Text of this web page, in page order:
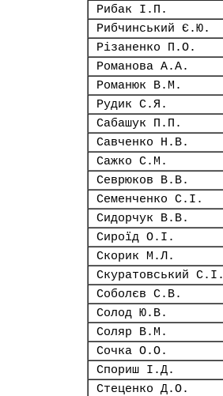
Рибак І.П.
Рибчинський Є.Ю.
Різаненко П.О.
Романова А.А.
Романюк В.М.
Рудик С.Я.
Сабашук П.П.
Савченко Н.В.
Сажко С.М.
Севрюков В.В.
Семенченко С.І.
Сидорчук В.В.
Сироїд О.І.
Скорик М.Л.
Скуратовський С.І.
Соболєв С.В.
Солод Ю.В.
Соляр В.М.
Сочка О.О.
Спориш І.Д.
Стеценко Д.О.